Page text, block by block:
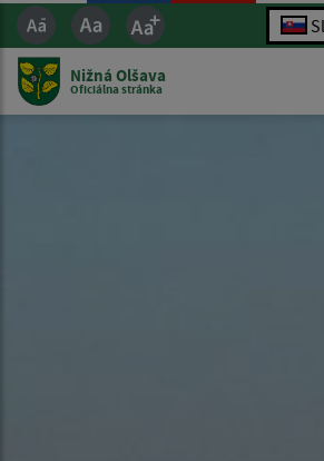
Nižná Olšava
Oficiálna stránka